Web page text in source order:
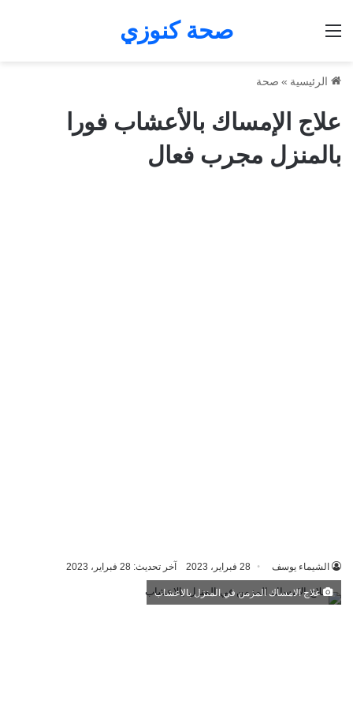
صحة كنوزي
الرئيسية » صحة
علاج الإمساك بالأعشاب فورا
بالمنزل مجرب فعال
الشيماء يوسف 28 فبراير، 2023 آخر تحديث: 28 فبراير، 2023
علاج الامساك المزمن في المنزل بالاعشاب